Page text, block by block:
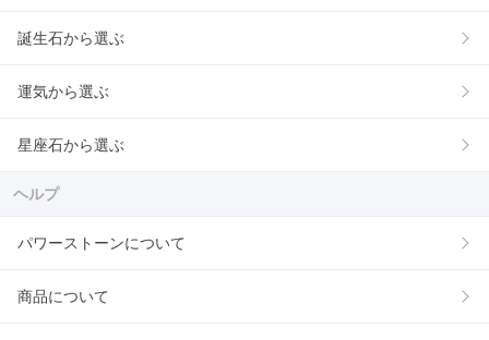
誕生石から選ぶ
運気から選ぶ
星座石から選ぶ
ヘルプ
パワーストーンについて
商品について